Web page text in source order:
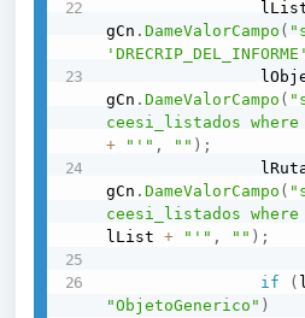
gCn .DameValorCampo (
gCn .DameValorCampo (
ceesi_listados
+
"'" , "" ) ;
gCn .DameValorCampo (
ceesi_listados
lList + "'" , "" ) ;
if (
"ObjetoGenerico" )